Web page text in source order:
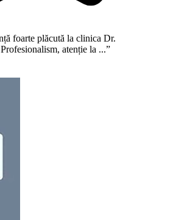
foarte plăcută la clinica Dr.
atenție la ...”